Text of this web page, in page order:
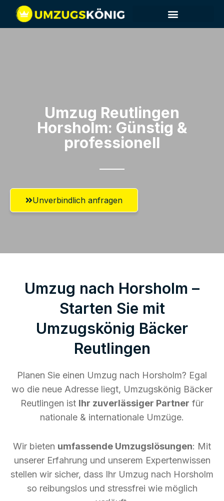
Umzug Reutlingen​
Horsholm: Günstig &
professionell​
Unverbindlich anfragen
Umzug nach Horsholm –
Starten Sie mit
Umzugskönig Bäcker
Reutlingen
Planen Sie einen Umzug nach Horsholm? Egal
wo die neue Adresse liegt, Umzugskönig Bäcker
Reutlingen ist Ihr zuverlässiger Partner für
nationale & internationale Umzüge.
Wir bieten umfassende Umzugslösungen: Mit
unserer Erfahrung und unserem Expertenwissen
stellen wir sicher, dass Ihr Umzug nach Horsholm
so reibungslos und stressfrei wie möglich